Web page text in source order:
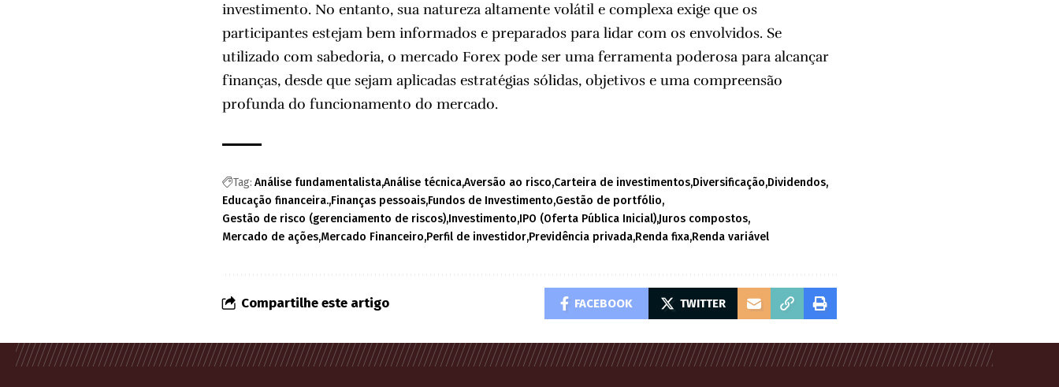
investimento. No entanto, sua natureza altamente volátil e complexa exige que os
participantes estejam bem informados e preparados para lidar com os envolvidos. Se
utilizado com sabedoria, o mercado Forex pode ser uma ferramenta poderosa para alcançar
finanças, desde que sejam aplicadas estratégias sólidas, objetivos e uma compreensão
profunda do funcionamento do mercado.
Tag: Análise fundamentalistaAnálise técnicaAversão ao risco Carteira de investimentos Diversificação Dividendos
Educação financeira. Finanças pessoais Fundos de Investimento Gestão de portfólio
Gestão de risco (gerenciamento de riscos) Investimento IPO (Oferta Pública Inicial)Juros compostos
Mercado de ações Mercado Financeiro Perfil de investidor Previdência privada Renda fixa Renda variável
Compartilhe este artigo FACEBOOK TWITTER